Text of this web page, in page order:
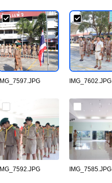
IMG_7597.JPG IMG_7602.JPG
IMG_7592.JPG IMG_7585.JPG